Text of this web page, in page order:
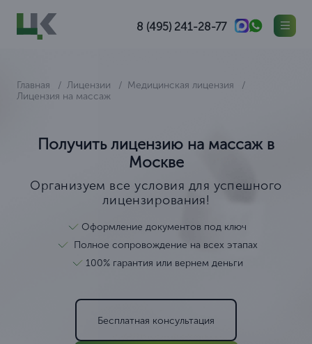
8 (495) 241-28-77
Главная Лицензии
Медицинская лицензия
Лицензия на массаж
Получить лицензию на массаж в
Москве
Организуем все условия для успешного
лицензирования!
Оформление документов под ключ
Полное сопровождение на всех этапах
100% гарантия или вернем деньги
Бесплатная консультация